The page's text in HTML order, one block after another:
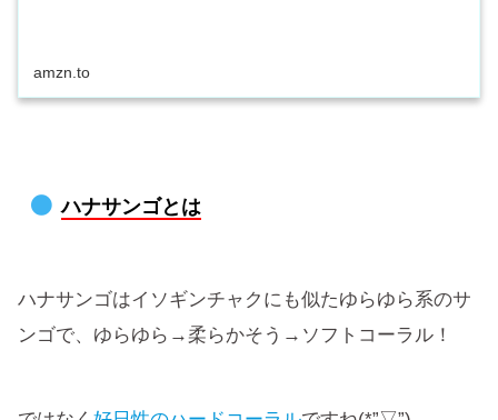
amzn.to
ハナサンゴとは
ハナサンゴはイソギンチャクにも似たゆらゆら系のサ
ンゴで、ゆらゆら→柔らかそう→ソフトコーラル！